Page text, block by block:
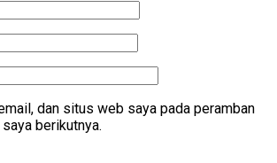
dan situs web saya pada peramban
berikutnya.